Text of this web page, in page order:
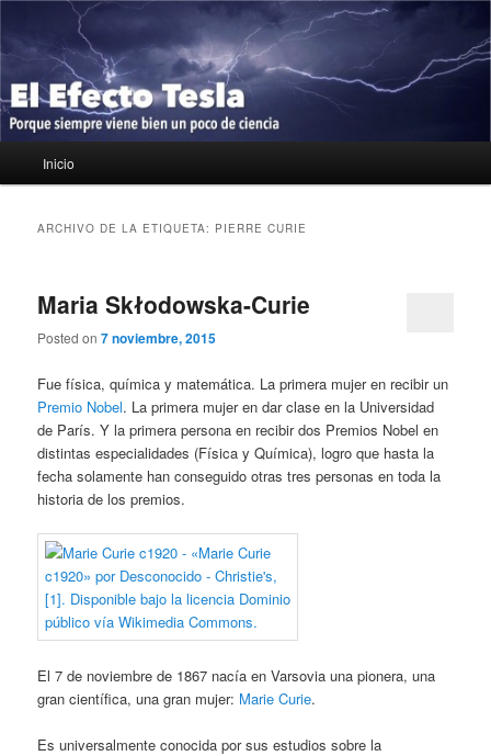
contenido
principal
contenido
secundario
El Efecto Tesla
Porque siempre viene bien un poco de ciencia
principal
Inicio
ARCHIVO DE LA ETIQUETA: PIERRE CURIE
Maria Skłodowska-Curie
Posted on7 noviembre, 2015
Fue física, química y matemática. La primera mujer en recibir un
Premio Nobel. La primera mujer en dar clase en la Universidad
de París. Y la primera persona en recibir dos Premios Nobel en
distintas especialidades (Física y Química), logro que hasta la
fecha solamente han conseguido otras tres personas en toda la
historia de los premios.
El 7 de noviembre de 1867 nacía en Varsovia una pionera, una
gran científica, una gran mujer: Marie Curie.
Es universalmente conocida por sus estudios sobre la